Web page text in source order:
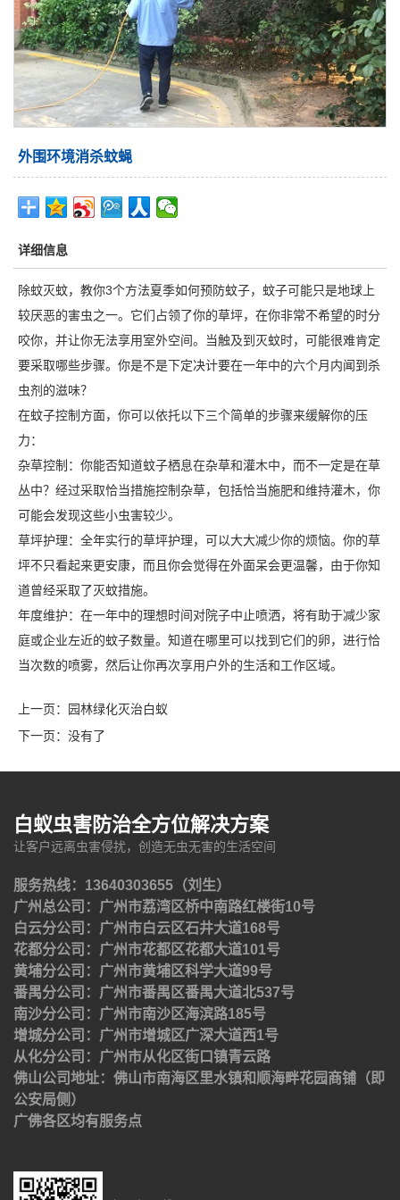
外围环境消杀蚊蝇
详细信息
除蚊灭蚊，教你3个方法夏季如何预防蚊子，蚊子可能只是地球上
较厌恶的害虫之一。它们占领了你的草坪，在你非常不希望的时分
咬你，并让你无法享用室外空间。当触及到灭蚊时，可能很难肯定
要采取哪些步骤。你是不是下定决计要在一年中的六个月内闻到杀
虫剂的滋味？
在蚊子控制方面，你可以依托以下三个简单的步骤来缓解你的压
力：
杂草控制：你能否知道蚊子栖息在杂草和灌木中，而不一定是在草
丛中？经过采取恰当措施控制杂草，包括恰当施肥和维持灌木，你
可能会发现这些小虫害较少。
草坪护理：全年实行的草坪护理，可以大大减少你的烦恼。你的草
坪不只看起来更安康，而且你会觉得在外面呆会更温馨，由于你知
道曾经采取了灭蚊措施。
年度维护：在一年中的理想时间对院子中止喷洒，将有助于减少家
庭或企业左近的蚊子数量。知道在哪里可以找到它们的卵，进行恰
当次数的喷雾，然后让你再次享用户外的生活和工作区域。
上一页：
园林绿化灭治白蚁
下一页：没有了
白蚁虫害防治全方位解决方案
让客户远离虫害侵扰，创造无虫无害的生活空间
服务热线：13640303655（刘生）
广州总公司：广州市荔湾区桥中南路红楼街10号
白云分公司：广州市白云区石井大道168号
花都分公司：广州市花都区花都大道101号
黄埔分公司：广州市黄埔区科学大道99号
番禺分公司：广州市番禺区番禺大道北537号
南沙分公司：广州市南沙区海滨路185号
增城分公司：广州市增城区广深大道西1号
从化分公司：广州市从化区街口镇青云路
佛山公司地址：佛山市南海区里水镇和顺海畔花园商铺（即
公安局侧）
广佛各区均有服务点